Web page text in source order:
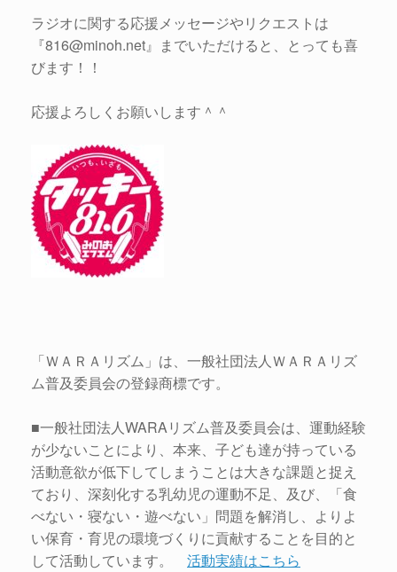
ラジオに関する応援メッセージやリクエストは
『816@minoh.net』までいただけると、とっても喜
びます！！
応援よろしくお願いします＾＾
「ＷＡＲＡリズム」は、一般社団法人ＷＡＲＡリズ
ム普及委員会の登録商標です。
■一般社団法人WARAリズム普及委員会は、運動経験
が少ないことにより、本来、子ども達が持っている
活動意欲が低下してしまうことは大きな課題と捉え
ており、深刻化する乳幼児の運動不足、及び、「食
べない・寝ない・遊べない」問題を解消し、よりよ
い保育・育児の環境づくりに貢献することを目的と
して活動しています。 活動実績はこちら